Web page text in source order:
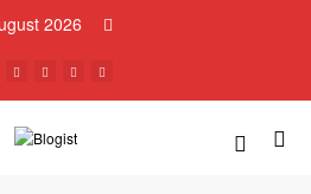
2026